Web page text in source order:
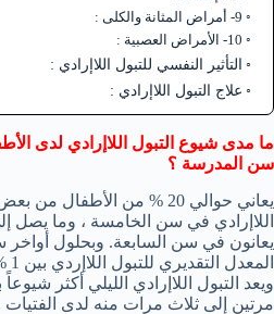
9- أمراض المثانة والكلى :
10- الأمراض العصبية :
التأثير النفسي للتبول اللاإرادي :
علاج التبول اللاإرادي :
ما مدى شيوع التبول اللاإرادي لدى
سن المدرسة ؟
يعاني حوالي 20 % من الأطفال
يعانون في سن السابعة. وبحلول أواخر
ويعد التبول اللاإرادي الليلي أكثر شيوعاً
مرتين إلى ثلاث مرات منه لدى الفتيات